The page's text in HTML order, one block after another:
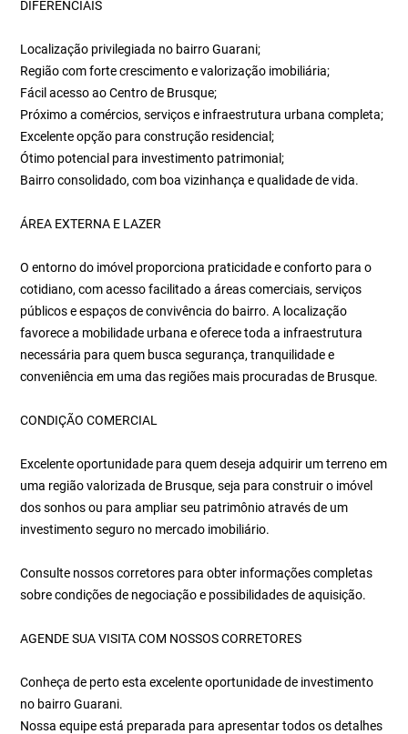
DIFERENCIAIS
Localização privilegiada no bairro Guarani;
Região com forte crescimento e valorização imobiliária;
Fácil acesso ao Centro de Brusque;
Próximo a comércios, serviços e infraestrutura urbana completa;
Excelente opção para construção residencial;
Ótimo potencial para investimento patrimonial;
Bairro consolidado, com boa vizinhança e qualidade de vida.
ÁREA EXTERNA E LAZER
O entorno do imóvel proporciona praticidade e conforto para o
cotidiano, com acesso facilitado a áreas comerciais, serviços
públicos e espaços de convivência do bairro. A localização
favorece a mobilidade urbana e oferece toda a infraestrutura
necessária para quem busca segurança, tranquilidade e
conveniência em uma das regiões mais procuradas de Brusque.
CONDIÇÃO COMERCIAL
Excelente oportunidade para quem deseja adquirir um terreno em
uma região valorizada de Brusque, seja para construir o imóvel
dos sonhos ou para ampliar seu patrimônio através de um
investimento seguro no mercado imobiliário.
Consulte nossos corretores para obter informações completas
sobre condições de negociação e possibilidades de aquisição.
AGENDE SUA VISITA COM NOSSOS CORRETORES
Conheça de perto esta excelente oportunidade de investimento
no bairro Guarani.
Nossa equipe está preparada para apresentar todos os detalhes